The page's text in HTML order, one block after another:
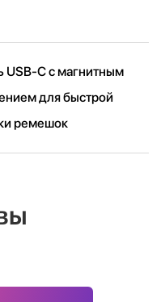
USB‑C с магнитным
для быстрой
ремешок